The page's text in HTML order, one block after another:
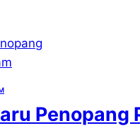
Penopang